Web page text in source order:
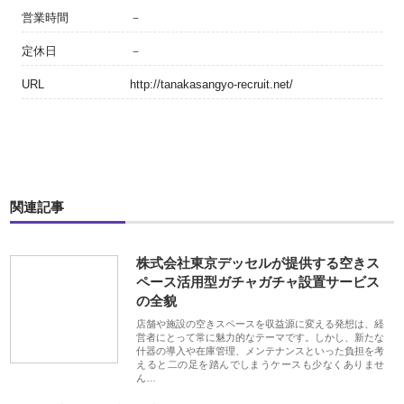
営業時間 －
定休日 －
URL http://tanakasangyo-recruit.net/
関連記事
株式会社東京デッセルが提供する空きス
ペース活用型ガチャガチャ設置サービス
の全貌
店舗や施設の空きスペースを収益源に変える発想は、経
営者にとって常に魅力的なテーマです。しかし、新たな
什器の導入や在庫管理、メンテナンスといった負担を考
えると二の足を踏んでしまうケースも少なくありませ
ん…